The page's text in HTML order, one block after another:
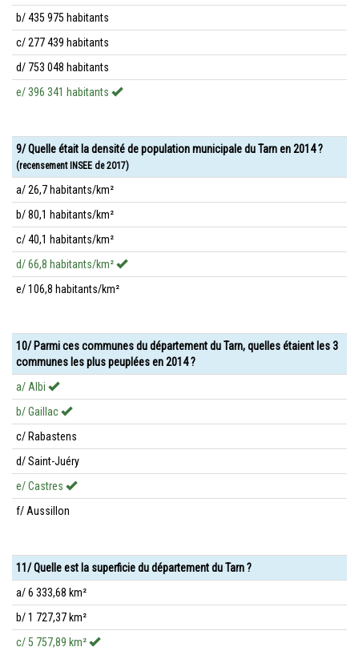
b/ 435 975 habitants
c/ 277 439 habitants
d/ 753 048 habitants
e/ 396 341 habitants
9/ Quelle était la densité de population municipale du Tarn en 2014 ?
(recensement INSEE de 2017)
a/ 26,7 habitants/km²
b/ 80,1 habitants/km²
c/ 40,1 habitants/km²
d/ 66,8 habitants/km²
e/ 106,8 habitants/km²
10/ Parmi ces communes du département du Tarn, quelles étaient les 3
communes les plus peuplées en 2014 ?
a/ Albi
b/ Gaillac
c/ Rabastens
d/ Saint-Juéry
e/ Castres
f/ Aussillon
11/ Quelle est la superficie du département du Tarn ?
a/ 6 333,68 km²
b/ 1 727,37 km²
c/ 5 757,89 km²